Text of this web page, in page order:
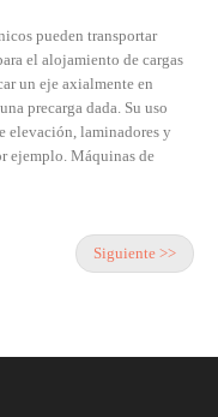
pueden transportar
el alojamiento de cargas
un eje axialmente en
precarga dada. Su uso
elevación, laminadores y
ejemplo. Máquinas de
Siguiente >>